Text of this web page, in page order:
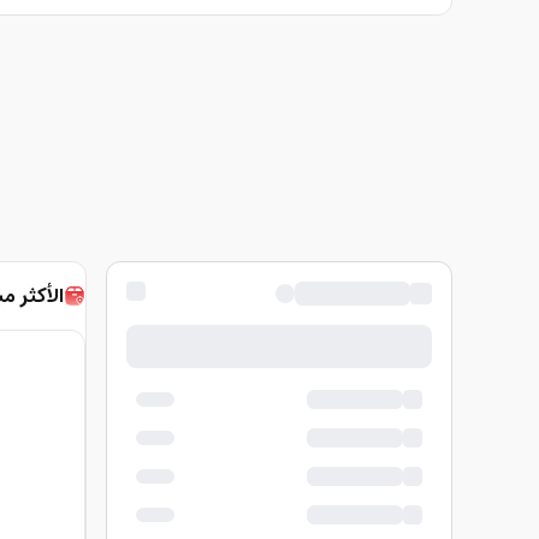
الأكثر